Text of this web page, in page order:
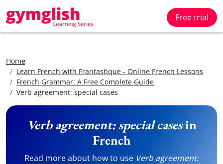
Free trial
Home
Learn French with Frantastique - Online French Lessons
French Grammar: A Free Complete Guide
Verb agreement: special cases
Verb agreement: special casesin
French
Read more about how to use Verb agreement: